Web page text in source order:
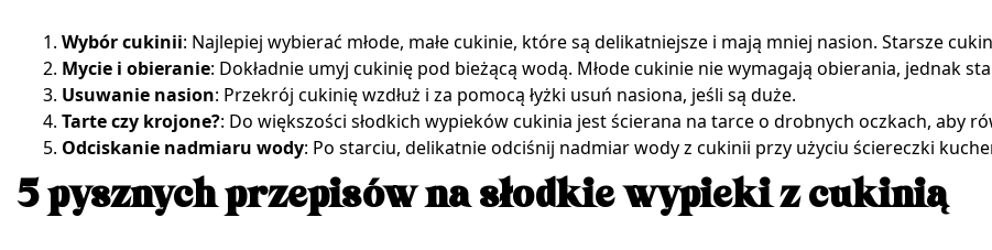
Wybór cukinii: Najlepiej wybierać młode, małe cukinie, które są delikatniejsze i mają mniej nasion. Starsze
Mycie i obieranie: Dokładnie umyj cukinię pod bieżącą wodą. Młode cukinie nie wymagają obierania, jednak
Usuwanie nasion: Przekrój cukinię wzdłuż i za pomocą łyżki usuń nasiona, jeśli są duże.
Tarte czy krojone?: Do większości słodkich wypieków cukinia jest ścierana na tarce o drobnych oczkach, aby
Odciskanie nadmiaru wody: Po starciu, delikatnie odciśnij nadmiar wody z cukinii przy użyciu ściereczki
5 pysznych przepisów na słodkie wypieki z cukinią